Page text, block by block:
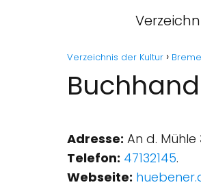
Verzeichnis der Kultur
Adresse: An d.
Telefon: 47132145.
Webseite: